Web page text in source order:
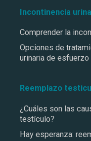
Incontinencia
Comprender la
Opciones de
urinaria de esfuerzo
Reemplazo
¿Cuáles son las
testículo?
Hay esperanza: